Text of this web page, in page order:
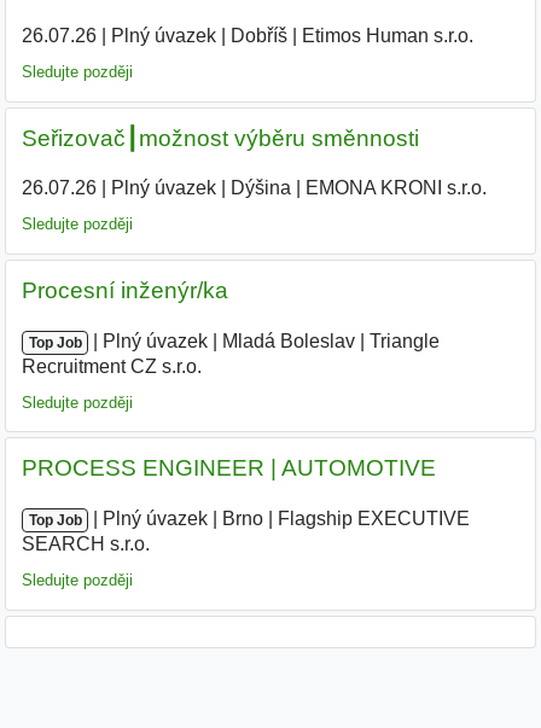
26.07.26| Plný úvazek| Dobříš| Etimos Human s.r.o.
Sledujte později
Seřizovač┃možnost výběru směnnosti
26.07.26| Plný úvazek| Dýšina EMONA KRONI s.r.o.
Sledujte později
Procesní inženýr/ka
Top Job Plný úvazek Mladá Boleslav
Triangle
Recruitment CZ s.r.o.
Sledujte později
PROCESS ENGINEER | AUTOMOTIVE
Top Job Plný úvazek Brno
Flagship EXECUTIVE
SEARCH s.r.o.
Sledujte později